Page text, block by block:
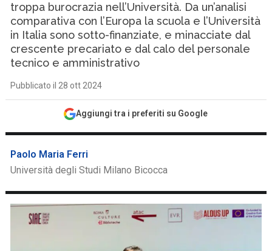
troppa burocrazia nell’Università. Da un’analisi
comparativa con l’Europa la scuola e l’Università
in Italia sono sotto-finanziate, e minacciate dal
crescente precariato e dal calo del personale
tecnico e amministrativo
Pubblicato il 28 ott 2024
Aggiungi tra i preferiti su Google
Paolo Maria Ferri
Università degli Studi Milano Bicocca